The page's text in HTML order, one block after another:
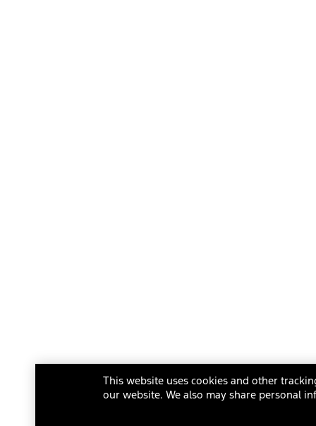
This website uses cookies and other
our website. We also may share personal